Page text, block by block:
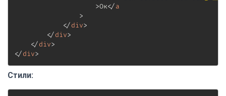
>Ок</a
>
</div>
</div>
</div>
</div>
Стили: